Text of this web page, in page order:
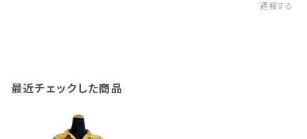
通報する
最近チェックした商品